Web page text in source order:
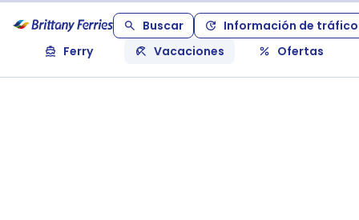
Buscar
Información de tráfico
Ferry
Vacaciones Ofertas